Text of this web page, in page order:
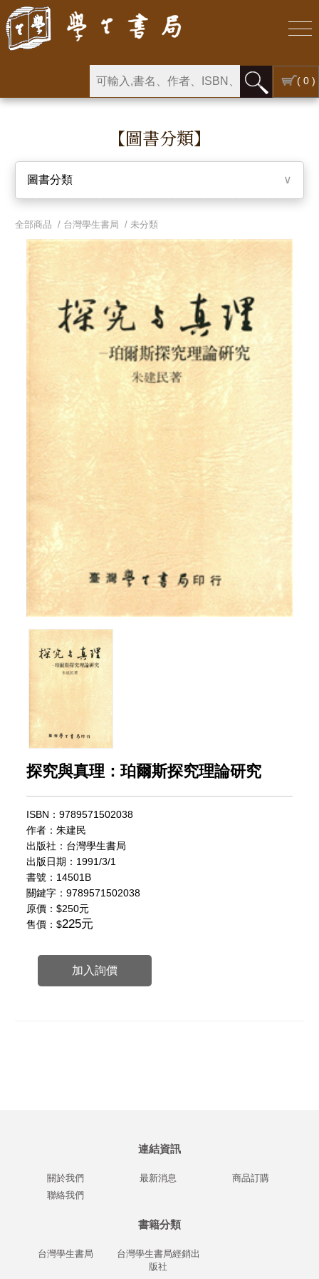
( 0 )
【圖書分類】
圖書分類 ∨
全部商品 / 台灣學生書局 / 未分類
探究與真理：珀爾斯探究理論研究
ISBN：9789571502038
作者：朱建民
出版社：台灣學生書局
出版日期：1991/3/1
書號：14501B
關鍵字：9789571502038
原價：$250元
售價：$225元
加入詢價
連結資訊
關於我們 最新消息
商品訂購
聯絡我們
書籍分類
台灣學生書局
台灣學生書局經銷出
版社